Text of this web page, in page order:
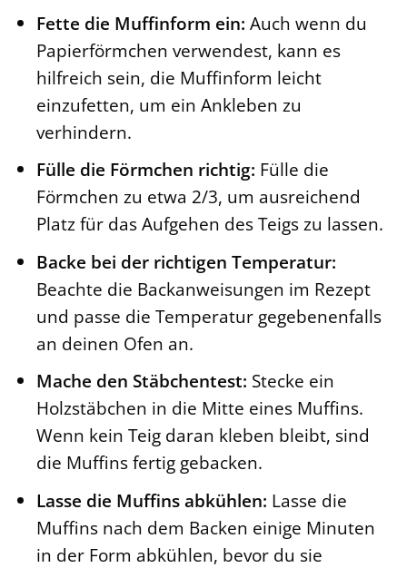
Fette die Muffinform ein: Auch wenn du
Papierförmchen verwendest, kann es
hilfreich sein, die Muffinform leicht
einzufetten, um ein Ankleben zu
verhindern.
Fülle die Förmchen richtig: Fülle die
Förmchen zu etwa 2/3, um ausreichend
Platz für das Aufgehen des Teigs zu lassen.
Backe bei der richtigen Temperatur:
Beachte die Backanweisungen im Rezept
und passe die Temperatur gegebenenfalls
an deinen Ofen an.
Mache den Stäbchentest: Stecke ein
Holzstäbchen in die Mitte eines Muffins.
Wenn kein Teig daran kleben bleibt, sind
die Muffins fertig gebacken.
Lasse die Muffins abkühlen: Lasse die
Muffins nach dem Backen einige Minuten
in der Form abkühlen, bevor du sie